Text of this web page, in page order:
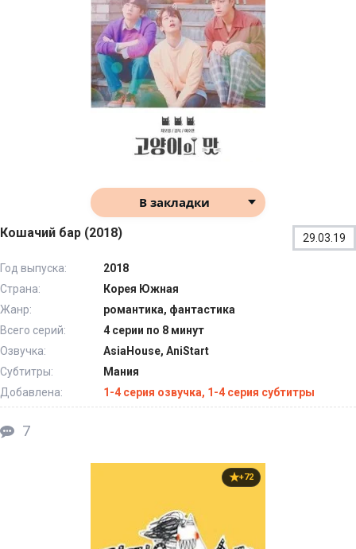
В закладки
Кошачий бар (2018) 29.03.19
Год выпуска:
2018
Страна:
Корея Южная
Жанр:
романтика, фантастика
Всего серий:
4 серии по 8 минут
Озвучка:
AsiaHouse, AniStart
Субтитры:
Мания
Добавлена:
1-4 серия озвучка, 1-4 серия субтитры
7
+72